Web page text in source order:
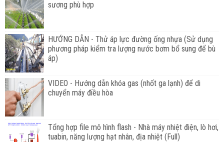
sương phù hợp
HƯỚNG DẪN - Thử áp lực đường ống nhựa (Sử dụng
phương pháp kiểm tra lượng nước bơm bổ sung để bù
áp)
VIDEO - Hướng dẫn khóa gas (nhốt ga lạnh) để di
chuyển máy điều hòa
Tổng hợp file mô hình flash - Nhà máy nhiệt điện, lò hơi,
tuabin, năng lượng hạt nhân, địa nhiệt (Full)